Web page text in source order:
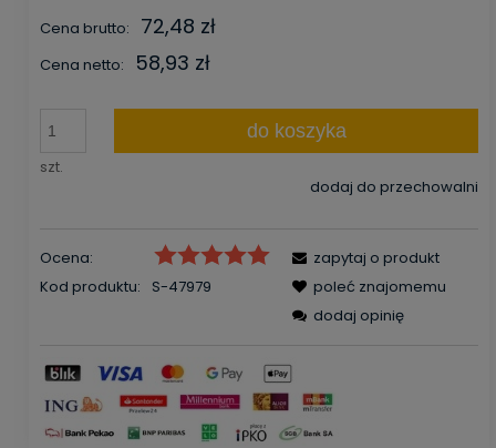
Cena brutto: 72,48 zł
Cena netto: 58,93 zł
szt.
do koszyka
dodaj do przechowalni
Ocena:
Kod produktu:
S-47979
zapytaj o produkt
poleć znajomemu
dodaj opinię